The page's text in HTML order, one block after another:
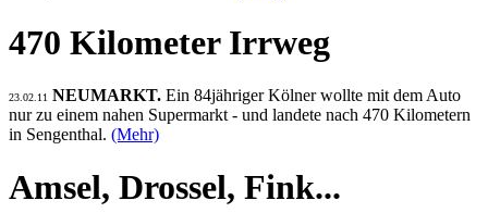
470 Kilometer Irrweg
23.02.11 NEUMARKT. Ein 84jähriger Kölner wollte mit dem Auto
nur zu einem nahen Supermarkt - und landete nach 470 Kilometern
in Sengenthal. (Mehr)
Amsel, Drossel, Fink...